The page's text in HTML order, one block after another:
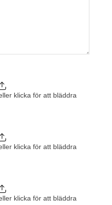
klicka för att bläddra
klicka för att bläddra
klicka för att bläddra